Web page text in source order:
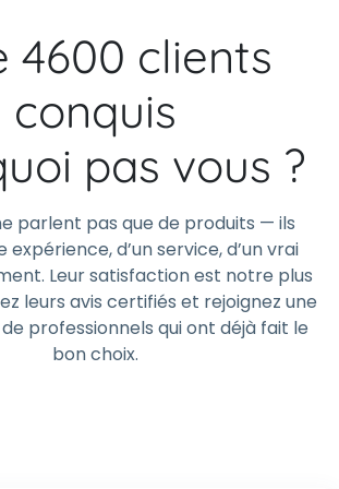
4600 clients
conquis
pas vous ?
parlent pas que de produits — ils
expérience, d’un service, d’un vrai
Leur satisfaction est notre plus
leurs avis certifiés et rejoignez une
professionnels qui ont déjà fait le
bon choix.